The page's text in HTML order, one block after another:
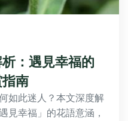
：遇見幸福的
南
如此迷人？本文深度解
見幸福」的花語意涵，